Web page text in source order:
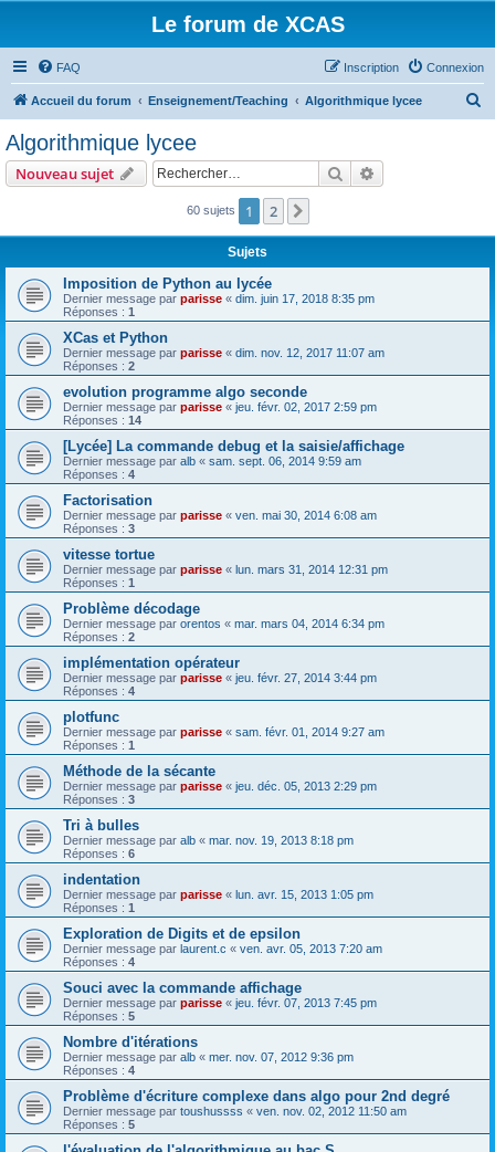
Le forum de XCAS
FAQ Connexion
Inscription
Accueil du forum Enseignement/Teaching Algorithmique lycee
Algorithmique lycee
Nouveau sujet Rechercher
60 sujets 1 2
Sujets
Imposition de Python au lycée
Dernier message par parisse « dim. juin 17, 2018 8:35 pm
Réponses : 1
XCas et Python
Dernier message par parisse « dim. nov. 12, 2017 11:07 am
Réponses : 2
evolution programme algo seconde
Dernier message par parisse « jeu. févr. 02, 2017 2:59 pm
Réponses : 14
[Lycée] La commande debug et la saisie/affichage
Dernier message par alb « sam. sept. 06, 2014 9:59 am
Réponses : 4
Factorisation
Dernier message par parisse « ven. mai 30, 2014 6:08 am
Réponses : 3
vitesse tortue
Dernier message par parisse « lun. mars 31, 2014 12:31 pm
Réponses : 1
Problème décodage
Dernier message par orentos « mar. mars 04, 2014 6:34 pm
Réponses : 2
implémentation opérateur
Dernier message par parisse « jeu. févr. 27, 2014 3:44 pm
Réponses : 4
plotfunc
Dernier message par parisse « sam. févr. 01, 2014 9:27 am
Réponses : 1
Méthode de la sécante
Dernier message par parisse « jeu. déc. 05, 2013 2:29 pm
Réponses : 3
Tri à bulles
Dernier message par alb « mar. nov. 19, 2013 8:18 pm
Réponses : 6
indentation
Dernier message par parisse « lun. avr. 15, 2013 1:05 pm
Réponses : 1
Exploration de Digits et de epsilon
Dernier message par laurent.c « ven. avr. 05, 2013 7:20 am
Réponses : 4
Souci avec la commande affichage
Dernier message par parisse « jeu. févr. 07, 2013 7:45 pm
Réponses : 5
Nombre d'itérations
Dernier message par alb « mer. nov. 07, 2012 9:36 pm
Réponses : 4
Problème d'écriture complexe dans algo pour 2nd degré
Dernier message par toushussss « ven. nov. 02, 2012 11:50 am
Réponses : 5